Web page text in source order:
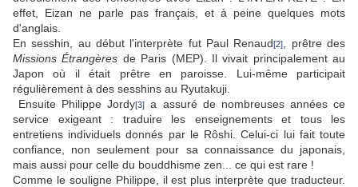
effet, Eizan ne parle pas français, et à peine quelques mots
d'anglais.
En sesshin, au début l'interprète fut Paul Renaud[2]
, prêtre des
Missions Étrangères de Paris (MEP). Il vivait principalement au
Japon où il était prêtre en paroisse. Lui-même participait
régulièrement à des sesshins au Ryutakuji.
Ensuite Philippe Jordy[3] a assuré de nombreuses années ce
service exigeant : traduire les enseignements et tous les
entretiens individuels donnés par le Rôshi. Celui-ci lui fait toute
confiance, non seulement pour sa connaissance du japonais,
mais aussi pour celle du bouddhisme zen... ce qui est rare !
Comme le souligne Philippe, il est plus interprète que traducteur.